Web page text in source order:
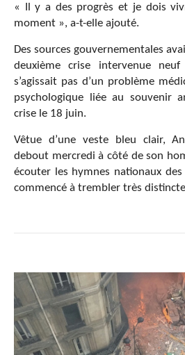
« Il y a des progrès et je dois
moment », a-t-elle ajouté.
Des sources gouvernementales
deuxième crise intervenue
s’agissait pas d’un problème
psychologique liée au souvenir
crise le 18 juin.
Vêtue d’une veste bleu clair,
debout mercredi à côté de son
écouter les hymnes nationaux des
commencé à trembler très